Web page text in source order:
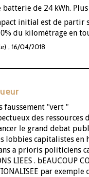
de 24 kWh.
initial est de
du kilométrage en
, 16/04/2018
faussement "vert "
des
le grand debat
lobbies capitalistes en
a prioris politiciens
LIEES . bEAUCOUP
par